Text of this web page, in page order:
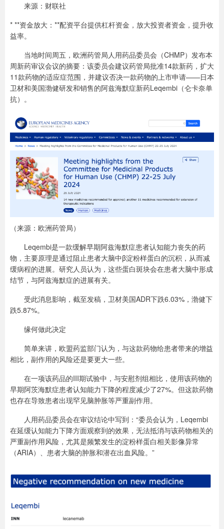
来源：财联社
* **资金放大：**配资平台提供杠杆资金，放大投资者资金，提升收
益率。
当地时间周五，欧洲药管局人用药品委员会（CHMP）发布本
周新药审议会议的摘要：该委员会建议药管局批准14款新药，扩大
11款药物的适应症范围，并建议否决一款药物的上市申请——日本
卫材和美国渤健研发和销售的阿兹海默症新药Leqembi（仑卡奈单
抗）。
（来源：欧洲药管局）
Leqembi是一款缓解早期阿兹海默症患者认知能力丧失的药
物，主要原理是通过阻止患者大脑中β淀粉样蛋白的沉积，从而减
缓病程的进展。研究人员认为，这些蛋白斑块会在患者大脑中形成
结节，与阿兹海默症的进展有关。
受此消息影响，截至发稿，卫材美国ADR下跌6.03%，渤健下
跌5.87%。
缘何做此决定
简单来讲，欧盟药监部门认为，与这款药物给患者带来的增益
相比，副作用的风险还是要更大一些。
在一项该药品的III期试验中，与安慰剂组相比，使用该药物的
早期阿茨海默症患者认知能力下降的程度减少了27%。但这款药物
也存在导致患者出现罕见脑肿胀等严重副作用。
人用药品委员会在审议结论中写到：“委员会认为，Leqembi
在延缓认知能力下降方面观察到的效果，无法抵消与该药物相关的
严重副作用风险，尤其是频繁发生的淀粉样蛋白相关影像异常
（ARIA）、患者大脑的肿胀和潜在出血风险。”